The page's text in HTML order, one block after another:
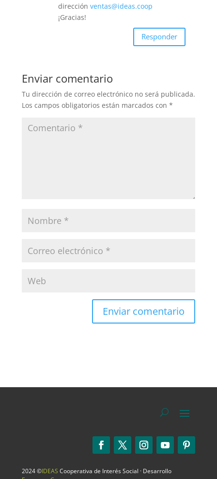
dirección ventas@ideas.coop
¡Gracias!
Responder
Enviar comentario
Tu dirección de correo electrónico no será publicada.
Los campos obligatorios están marcados con *
2024 ©IDEAS Cooperativa de Interés Social · Desarrollo